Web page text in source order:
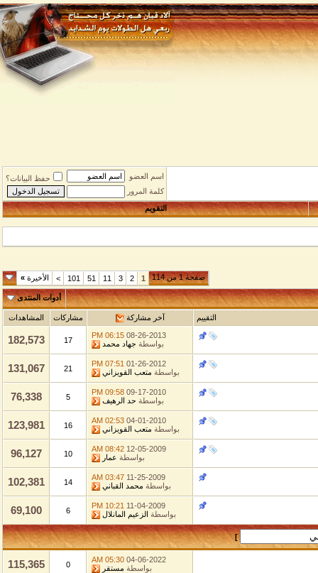
اسم العضو
حفظ البيانات؟
كلمة المرور
التقويم
صفحة 1 من 114 1
2
11
51
101
> الأخيرة»
أدوات المنتدى
التقييم آخر مشاركة مشاركات المشاهدات
08-26-2013
06:15 PM
بواسطةجهاد محمد 182,573
01-26-2012
07:51 PM
بواسطةمتعب القويزاني 131,067
09-17-2010
09:58 PM
بواسطةحد الرهيف 76,338
04-01-2010
02:53 AM
بواسطةمتعب القويزاني 123,981
12-05-2009
08:42 AM
بواسطةعمار 96,127
11-25-2009
03:47 AM
بواسطةمحمد القباني 102,381
11-04-2009
10:21 PM
بواسطةالزعيم المانلال 69,100
04-06-2022
05:30 AM
بواسطةمستقر 115,365